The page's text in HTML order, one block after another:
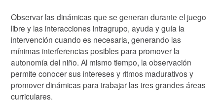
Observar las dinámicas que se generan durante el juego
libre y las interacciones intragrupo, ayuda y guía la
intervención cuando es necesaria, generando las
mínimas interferencias posibles para promover la
autonomía del niño. Al mismo tiempo, la observación
permite conocer sus intereses y ritmos madurativos y
promover dinámicas para trabajar las tres grandes áreas
curriculares.